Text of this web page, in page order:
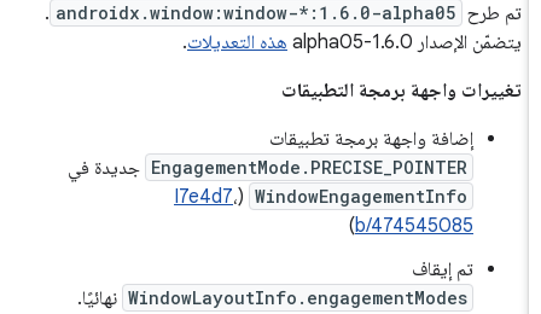
تم طرح androidx.window:window-*:1.6.0-alpha05
.
يتضمّن الإصدار 1.6.0-alpha05
هذه التعديلات.
تغييرات واجهة برمجة التطبيقات
إضافة واجهة برمجة تطبيقات
EngagementMode.PRECISE_POINTER جديدة في
WindowEngagementInfo
(
I7e4d7
b/474545085
)
تم إيقاف
WindowLayoutInfo.engagementModes نهائيًا.